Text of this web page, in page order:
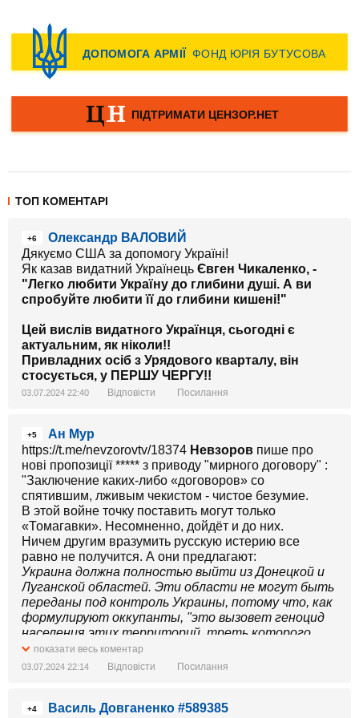
ТОП КОМЕНТАРІ
+6
Олександр ВАЛОВИЙ
Дякуємо США за допомогу Україні!
Як казав видатний Українець Євген Чикаленко, -
"Легко любити Україну до глибини душі. А ви
спробуйте любити її до глибини кишені!"
Цей вислів видатного Українця, сьогодні є
актуальним, як ніколи!!
Привладних осіб з Урядового кварталу, він
стосується, у ПЕРШУ ЧЕРГУ!!
03.07.2024 22:40 Відповісти Посилання
+5
Ан Мур
https://t.me/nevzorovtv/18374 Невзоров пише про
нові пропозиції ***** з приводу "мирного договору" :
"Заключение каких-либо «договоров» со
спятившим, лживым чекистом - чистое безумие.
В этой войне точку поставить могут только
«Томагавки». Несомненно, дойдёт и до них.
Ничем другим вразумить русскую истерию все
равно не получится. А они предлагают:
Украина должна полностью выйти из Донецкой и
Луганской областей. Эти области не могут быть
переданы под контроль Украины, потому что, как
формулируют оккупанты, "это вызовет геноцид
населения этих территорий, треть которого
участвовала в боевых действиях против
Украины".
демилитаризованной 100-километровой зоной
показати весь коментар
03.07.2024 22:14 Відповісти Посилання
+4
Василь Довганенко #589385